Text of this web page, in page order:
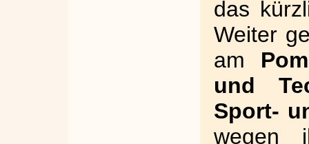
das
Weiter
am
und
Sport-
wegen